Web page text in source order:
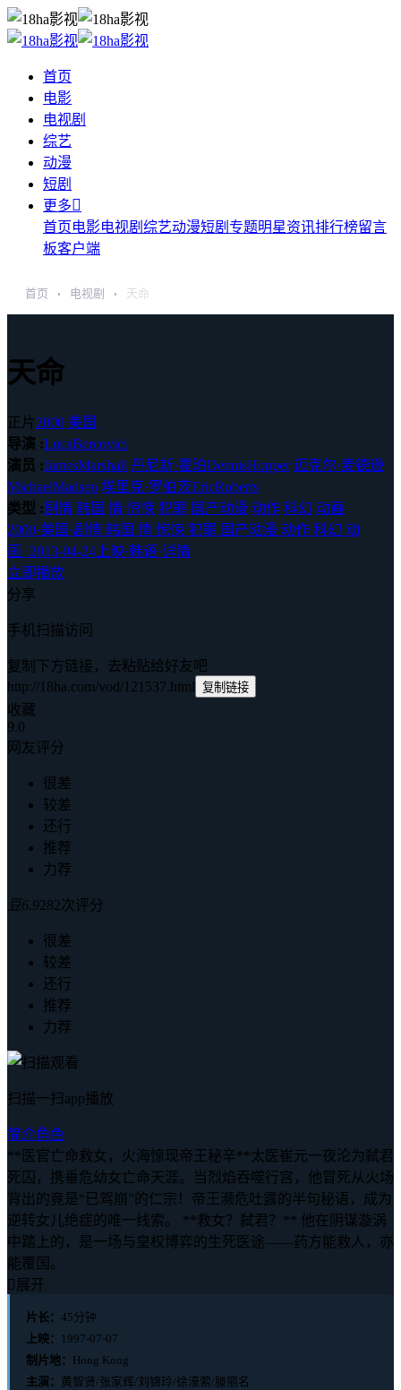
首页
电影
电视剧
综艺
动漫
短剧
更多
首页电影电视剧 综艺动漫短剧 专题明星资讯排行榜留言
板客户端
首页 › 电视剧 › 天命
天命
正片2000 美国
导演 :LucaBercovici
演员 :JamesMarshall 丹尼斯·霍珀DennisHopper 迈克尔·麦德逊
MichaelMadsen 埃里克·罗伯茨EricRoberts
类型 :剧情 韩国 情 惊悚 犯罪 国产动漫 动作 科幻 动画
2000·美国 ·剧情 韩国 情 惊悚 犯罪 国产动漫 动作 科幻 动
画 ·2013-04-24上映·韩语·详情
立即播放
分享
手机扫描访问
复制下方链接，去粘贴给好友吧
http://18ha.com/vod/121537.html 复制链接
收藏
9.0
网友评分
很差
较差
还行
推荐
力荐
豆6.9282次评分
很差
较差
还行
推荐
力荐
扫描一扫app播放
简介角色
**医官亡命救女，火海惊现帝王秘辛**太医崔元一夜沦为弑君
死囚，携垂危幼女亡命天涯。当烈焰吞噬行宫，他冒死从火场
背出的竟是“已驾崩”的仁宗！帝王濒危吐露的半句秘语，成为
逆转女儿绝症的唯一线索。 **救女？弑君？** 他在阴谋漩涡
中踏上的，是一场与皇权博弈的生死医途——药方能救人，亦
能覆国。
 展开
片长： 45分钟
上映：
1997-07-07
制片地： Hong Kong
主演： 黄智贤/张家辉/刘锦玲/徐濠萦/滕丽名